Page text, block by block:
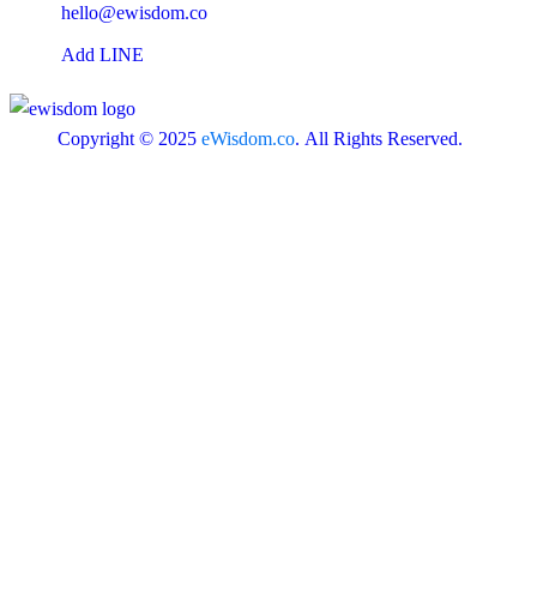
hello@ewisdom.co
Add LINE
Copyright © 2025 eWisdom.co. All Rights Reserved.